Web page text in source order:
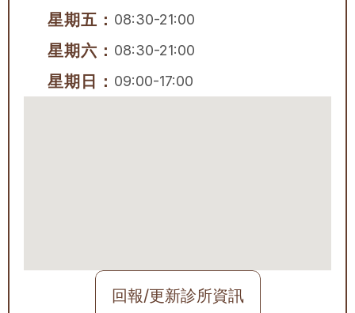
星期五： 08:30-21:00
星期六： 08:30-21:00
星期日： 09:00-17:00
回報/更新診所資訊